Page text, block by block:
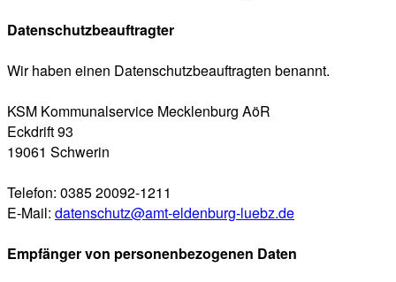
Datenschutzbeauftragter
Wir haben einen Datenschutzbeauftragten benannt.
KSM Kommunalservice Mecklenburg AöR
Eckdrift 93
19061 Schwerin
Telefon: 0385 20092-1211
E-Mail: datenschutz@amt-eldenburg-luebz.de
Empfänger von personenbezogenen Daten